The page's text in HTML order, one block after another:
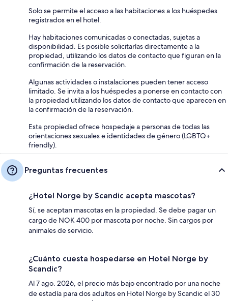
Solo se permite el acceso a las habitaciones a los huéspedes
registrados en el hotel.
Hay habitaciones comunicadas o conectadas, sujetas a
disponibilidad. Es posible solicitarlas directamente a la
propiedad, utilizando los datos de contacto que figuran en la
confirmación de la reservación.
Algunas actividades o instalaciones pueden tener acceso
limitado. Se invita a los huéspedes a ponerse en contacto con
la propiedad utilizando los datos de contacto que aparecen en
la confirmación de la reservación.
Esta propiedad ofrece hospedaje a personas de todas las
orientaciones sexuales e identidades de género (LGBTQ+
friendly).
Preguntas frecuentes
¿Hotel Norge by Scandic acepta mascotas?
Sí, se aceptan mascotas en la propiedad. Se debe pagar un
cargo de NOK 400 por mascota por noche. Sin cargos por
animales de servicio.
¿Cuánto cuesta hospedarse en Hotel Norge by
Scandic?
Al 7 ago. 2026, el precio más bajo encontrado por una noche
de estadía para dos adultos en Hotel Norge by Scandic el 30